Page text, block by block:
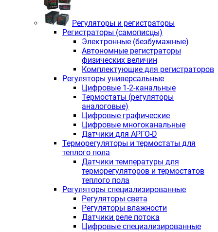
Регуляторы и регистраторы
Регистраторы (самописцы)
Электронные (безбумажные)
Автономные регистраторы
физических величин
Комплектующие для регистраторов
Регуляторы универсальные
Цифровые 1-2-канальные
Термостаты (регуляторы
аналоговые)
Цифровые графические
Цифровые многоканальные
Датчики для АРГО-D
Терморегуляторы и термостаты для
теплого пола
Датчики температуры для
терморегуляторов и термостатов
теплого пола
Регуляторы специализированные
Регуляторы света
Регуляторы влажности
Датчики реле потока
Цифровые специализированные